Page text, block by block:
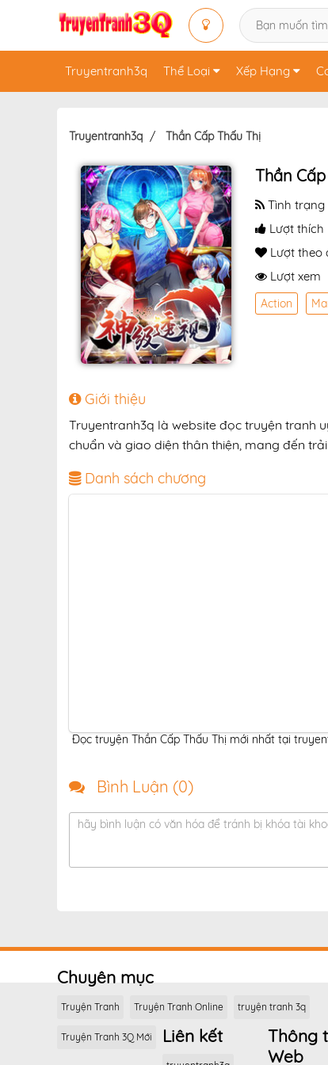
Truyentranh3q Thể Loại Xếp Hạng
Truyentranh3q Thần Cấp Thấu Thị
Thần
Tình trạng
Lượt thích
Lượt theo
Lượt xem
Action
Giới thiệu
Truyentranh3q là website đọc truyện tranh
chuẩn và giao diện thân thiện, mang đến
Danh sách chương
Đọc truyện Thần Cấp Thấu Thị mới nhất tại
Bình Luận (0)
hãy bình luận có văn hóa để tránh bị khóa tài
Chuyên mục
Truyện Tranh Truyện Tranh Online truyện tranh 3q
Truyện Tranh 3Q Mới Liên kết
Thông
Web